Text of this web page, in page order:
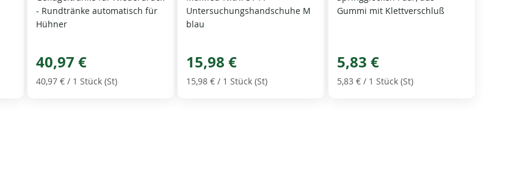
- Rundtränke automatisch für
Hühner
40,97 €
40,97 €/ 1 Stück (St)
Untersuchungshandschuhe M
blau
15,98 €
15,98 € / 1 Stück (St)
Gummi mit Klettverschluß
5,83 €
5,83 €/ 1 Stück (St)